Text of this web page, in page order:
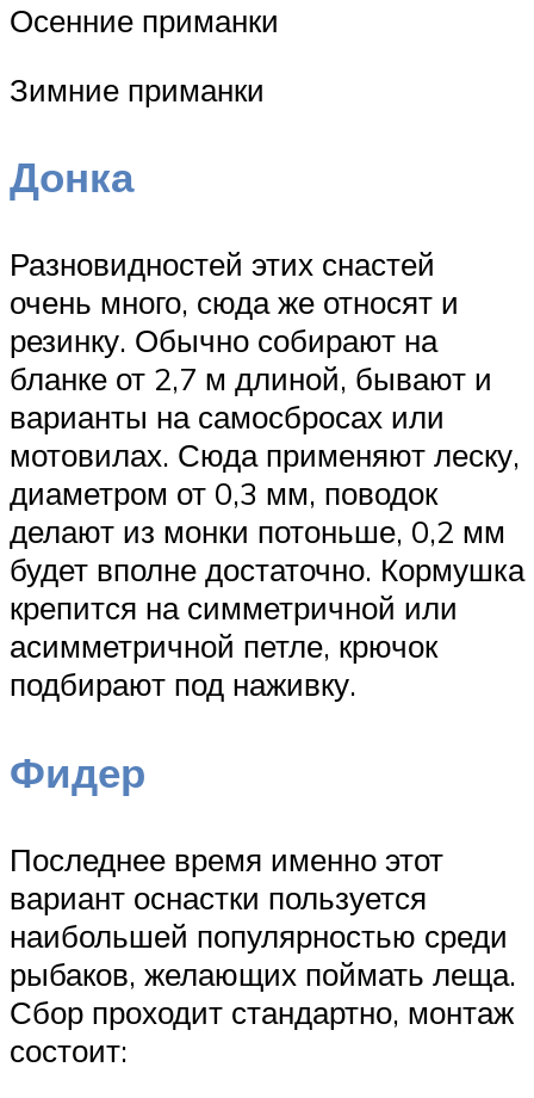
Осенние приманки
Зимние приманки
Донка
Разновидностей этих снастей
очень много, сюда же относят и
резинку. Обычно собирают на
бланке от 2,7 м длиной, бывают и
варианты на самосбросах или
мотовилах. Сюда применяют леску,
диаметром от 0,3 мм, поводок
делают из монки потоньше, 0,2 мм
будет вполне достаточно. Кормушка
крепится на симметричной или
асимметричной петле, крючок
подбирают под наживку.
Фидер
Последнее время именно этот
вариант оснастки пользуется
наибольшей популярностью среди
рыбаков, желающих поймать леща.
Сбор проходит стандартно, монтаж
состоит: